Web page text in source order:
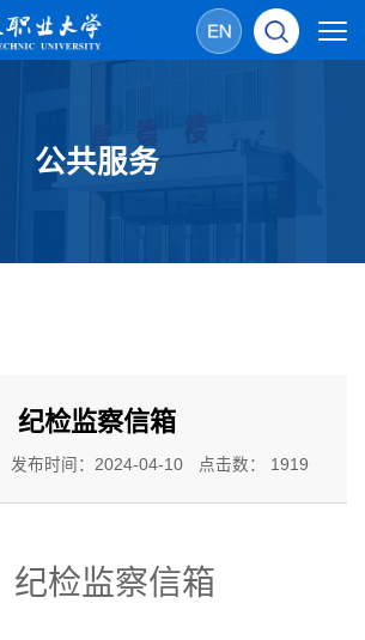
公共服务
纪检监察信箱
发布时间：2024-04-10 点击数： 1919
纪检监察信箱